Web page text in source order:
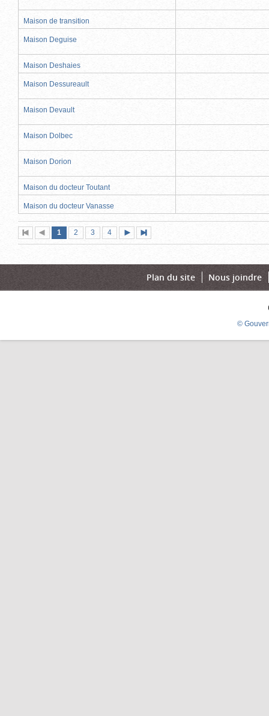
Maison de transition
Maison Deguise
Maison Deshaies
Maison Dessureault
Maison Devault
Maison Dolbec
Maison Dorion
Maison du docteur Toutant
Maison du docteur Vanasse
Première
page
Page
précédente
Page
1 (page
actuelle)
Page
2 Page
3 Page
4
suivante
page
Plan du site Nous joindre
©